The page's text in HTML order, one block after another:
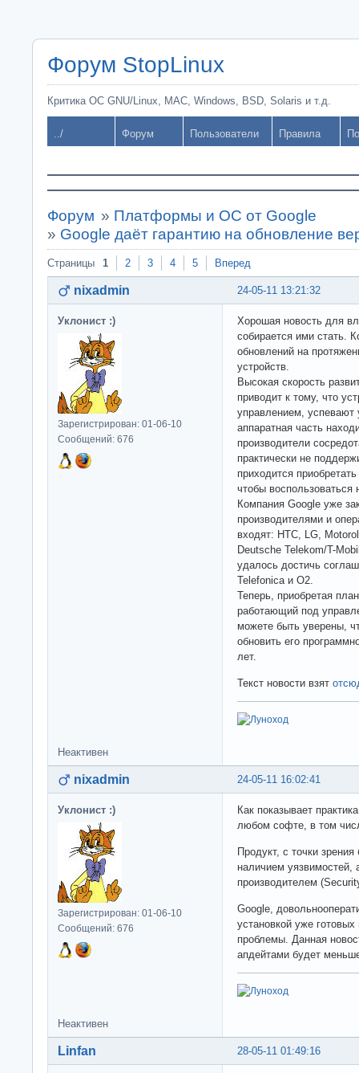
Форум StopLinux
Критика ОС GNU/Linux, MAC, Windows, BSD, Solaris и т.д.
../ Форум Пользователи Правила
Форум » Платформы и ОС от Google
» Google даёт гарантию на обновление
Страницы 1 2 3 4 5 Вперед
24-05-11 13:21:32
nixadmin
Уклонист :)
Зарегистрирован: 01-06-10
Сообщений: 676
Хорошая новость для
собирается ими стать.
обновлений на
устройств.
Высокая скорость
приводит к тому, что
управлением, успевают
аппаратная часть
производители
практически не
приходится
чтобы
Компания Google уже
производителями и
входят: HTC, LG,
Deutsche Telekom/T-
удалось достичь
Telefonica и O2.
Теперь, приобретая
работающий под
можете быть уверены,
обновить его
лет.
Текст новости взят
Неактивен
24-05-11 16:02:41
nixadmin
Уклонист :)
Зарегистрирован: 01-06-10
Сообщений: 676
Как показывает
любом софте, в том
Продукт, с точки зрения
наличием уязвимостей,
производителем
Google,
установкой уже готовых
проблемы. Данная
апдейтами будет
Неактивен
28-05-11 01:49:16
Linfan